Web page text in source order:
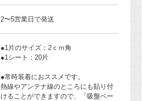
2〜5営業日で発送
●1片のサイズ：2ｃｍ角
●1シート：20片
●常時装着におススメです。
熱線やアンテナ線のところにも貼り付
けることができますので、「吸盤ベー